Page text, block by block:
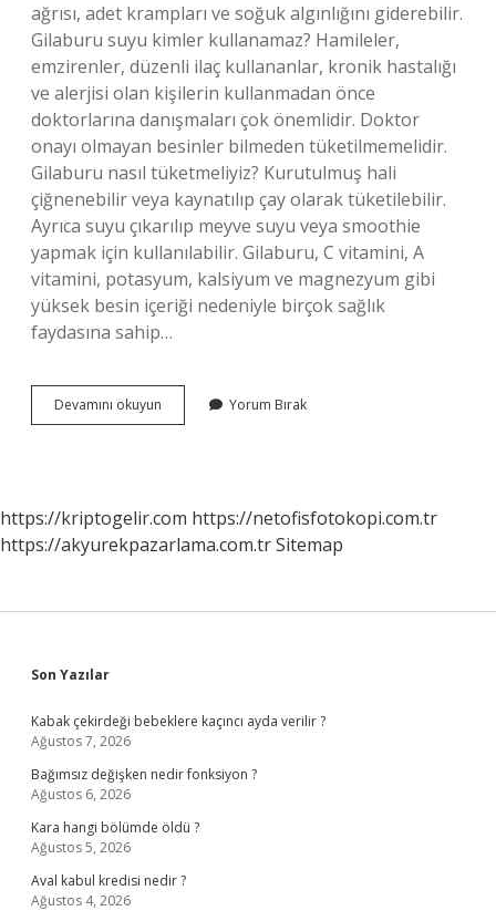
ağrısı, adet krampları ve soğuk algınlığını giderebilir.
Gilaburu suyu kimler kullanamaz? Hamileler,
emzirenler, düzenli ilaç kullananlar, kronik hastalığı
ve alerjisi olan kişilerin kullanmadan önce
doktorlarına danışmaları çok önemlidir. Doktor
onayı olmayan besinler bilmeden tüketilmemelidir.
Gilaburu nasıl tüketmeliyiz? Kurutulmuş hali
çiğnenebilir veya kaynatılıp çay olarak tüketilebilir.
Ayrıca suyu çıkarılıp meyve suyu veya smoothie
yapmak için kullanılabilir. Gilaburu, C vitamini, A
vitamini, potasyum, kalsiyum ve magnezyum gibi
yüksek besin içeriği nedeniyle birçok sağlık
faydasına sahip…
Devamını okuyun Gilaburu
Meyvesi
Yorum Bırak
https://kriptogelir.com https://netofisfotokopi.com.tr
https://akyurekpazarlama.com.trSitemap
Sidebar
Son Yazılar
Kabak çekirdeği bebeklere kaçıncı ayda verilir ?
Ağustos 7, 2026
Bağımsız değişken nedir fonksiyon ?
Ağustos 6, 2026
Kara hangi bölümde öldü ?
Ağustos 5, 2026
Aval kabul kredisi nedir ?
Ağustos 4, 2026